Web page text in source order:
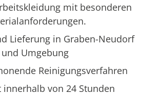
mit besonderen
Lieferung in Graben-Neudorf
und Umgebung
Reinigungsverfahren
von 24 Stunden